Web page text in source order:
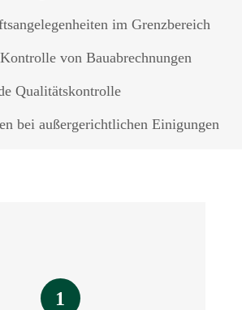
im Grenzbereich
von Bauabrechnungen
Qualitätskontrolle
bei außergerichtlichen Einigungen
1